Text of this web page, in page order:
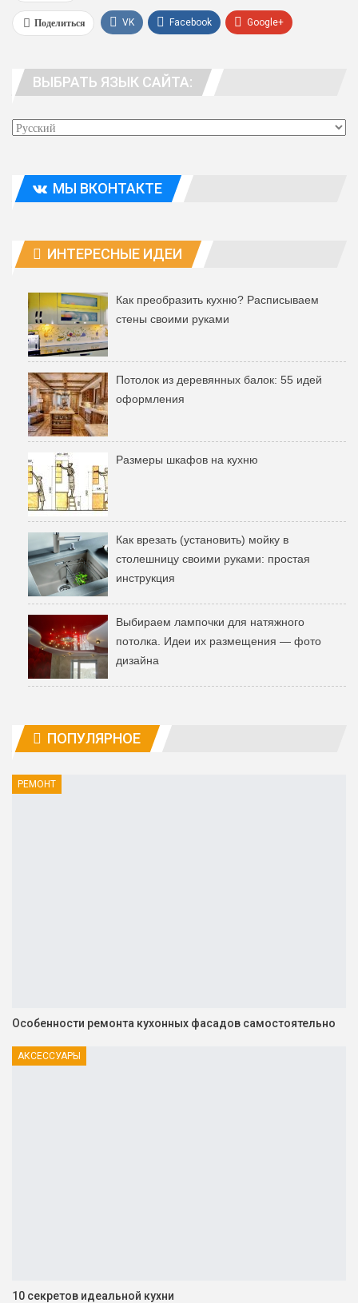
Поделиться VK Facebook Google+
Эл. адрес
ВЫБРАТЬ ЯЗЫК САЙТА:
МЫ ВКОНТАКТЕ
ИНТЕРЕСНЫЕ ИДЕИ
Как преобразить кухню? Расписываем
стены своими руками
Потолок из деревянных балок: 55 идей
оформления
Размеры шкафов на кухню
Как врезать (установить) мойку в
столешницу своими руками: простая
инструкция
Выбираем лампочки для натяжного
потолка. Идеи их размещения — фото
дизайна
ПОПУЛЯРНОЕ
РЕМОНТ
Особенности ремонта кухонных фасадов самостоятельно
АКСЕССУАРЫ
10 секретов идеальной кухни